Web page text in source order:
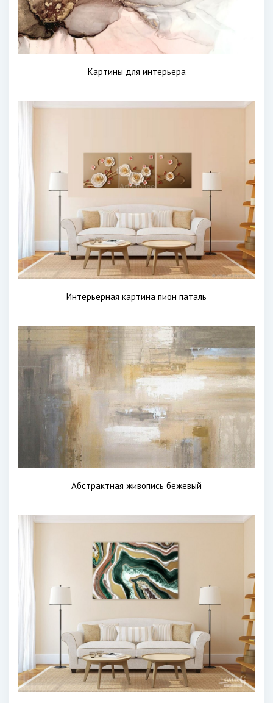
Картины для интерьера
Интерьерная картина пион паталь
Абстрактная живопись бежевый